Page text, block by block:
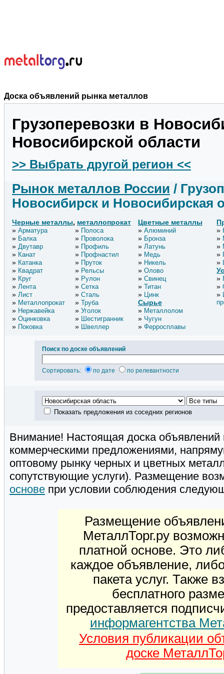
Доска объявлений рынка металлов
Грузоперевозки в
Новосибирской области
>> Выбрать другой регион <<
Рынок металлов России /
Новосибирск и Новосибирская
Черные металлы, металлопрокат
Арматура
Балка
Двутавр
Канат
Катанка
Квадрат
Круг
Лента
Лист
Металлопрокат
Нержавейка
Оцинковка
Поковка
Полоса
Проволока
Профиль
Профнастил
Пруток
Рельсы
Рулон
Сетка
Сталь
Труба
Уголок
Шестигранник
Швеллер
Цветные металлы
Алюминий
Бронза
Латунь
Медь
Никель
Олово
Свинец
Титан
Цинк
Сырье
Металлолом
Чугун
Ферросплавы
Поиск по доске объявлений
Сортировать: по дате по релевантности
Показать предложения из соседних регионов
Внимание! Настоящая доска
коммерческими предложениями,
оптовому рынку черных и цветных
сопутствующие услуги). Размещение
основе при условии соблюдения
Размещение
МеталлТорг.ру
платной основе. Это
каждое объявление,
пакета услуг. Также
бесплатного
предоставляется
информагентства
Условия публикации
доске